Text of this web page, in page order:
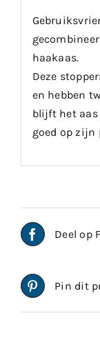
haakaas.
Deze
en hebben
blijft het
goed op zijn
Deel op
Pin dit